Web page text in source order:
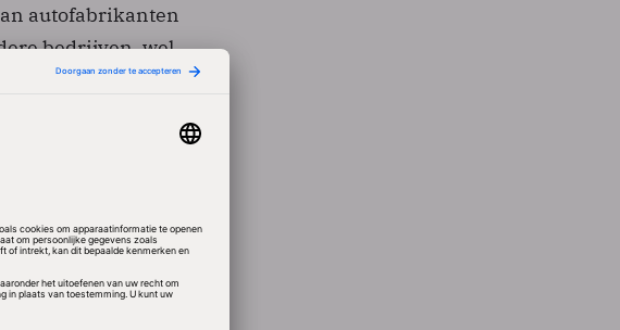
autofabrikanten
bedrijven, wel
liet TomTom
met 15
zakten met 6
Dat komt